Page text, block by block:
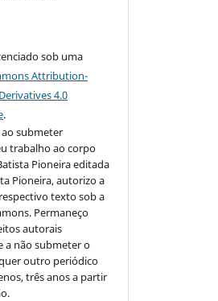
sob uma
Attribution-
4.0
.
submeter
trabalho ao corpo
Pioneira editada
Pioneira, autorizo a
texto sob a
Permaneço
autorais
a não submeter o
outro periódico
três anos a partir